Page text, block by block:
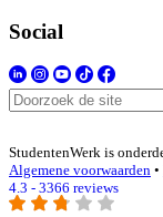
Social
StudentenWerk is
Algemene voorwaarden •
4.3 - 3366 reviews